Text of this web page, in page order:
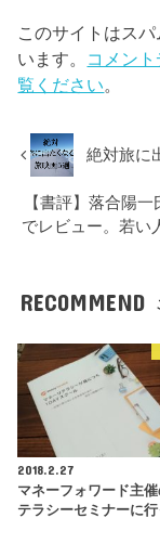
このサイトはス
います。 コメン
覧ください。
絶対旅に
【書評】落合陽
でレビュー。若い
RECOMMEND
2018.2.27
マネーフォワード主催
テラシーセミナーに